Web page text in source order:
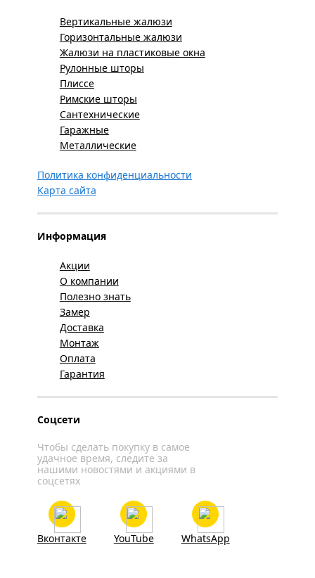
Вертикальные жалюзи
Горизонтальные жалюзи
Жалюзи на пластиковые окна
Рулонные шторы
Плиссе
Римские шторы
Сантехнические
Гаражные
Металлические
Политика конфиденциальности
Карта сайта
Информация
Акции
О компании
Полезно знать
Замер
Доставка
Монтаж
Оплата
Гарантия
Соцсети
Чтобы сделать покупку в самое
удачное время, следите за
нашими новостями и акциями в
соцсетях
Вконтакте YouTube WhatsApp